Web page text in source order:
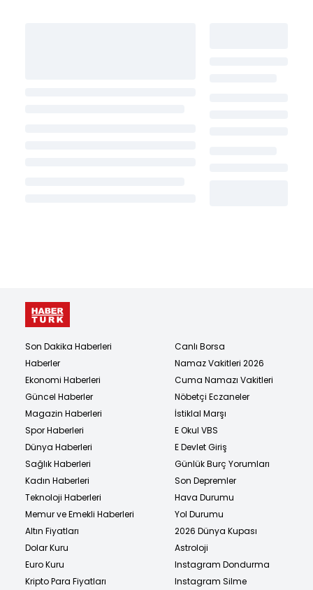
Son Dakika Haberleri
Haberler
Ekonomi Haberleri
Güncel Haberler
Magazin Haberleri
Spor Haberleri
Dünya Haberleri
Sağlık Haberleri
Kadın Haberleri
Teknoloji Haberleri
Memur ve Emekli Haberleri
Altın Fiyatları
Dolar Kuru
Euro Kuru
Kripto Para Fiyatları
Canlı Borsa
Namaz Vakitleri 2026
Cuma Namazı Vakitleri
Nöbetçi Eczaneler
İstiklal Marşı
E Okul VBS
E Devlet Giriş
Günlük Burç Yorumları
Son Depremler
Hava Durumu
Yol Durumu
2026 Dünya Kupası
Astroloji
Instagram Dondurma
Instagram Silme